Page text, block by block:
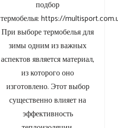
подбор
термобелья: https://
При выборе термобелья для
зимы одним из важных
аспектов является материал,
из которого оно
изготовлено. Этот выбор
существенно влияет на
эффективность